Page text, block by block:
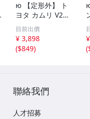
ю 【定形外】 ト
ヨタ カムリ V21,
SXV21系 99.08～
01.08 ハロゲン車
[ HB3 ] ハイビー
ム LED 2個 80W
目前出價
¥ 3,898
($849)
(
聯絡我們
人才招募